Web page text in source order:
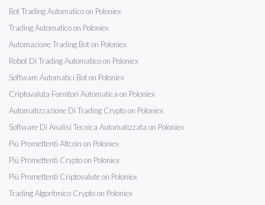
Bot Trading Automatico on Poloniex
Trading Automatico on Poloniex
Automazione Trading Bot on Poloniex
Robot Di Trading Automatico on Poloniex
Software Automatici Bot on Poloniex
Criptovaluta Fornitori Automatica on Poloniex
Automatizzazione Di Trading Crypto on Poloniex
Software Di Analisi Tecnica Automatizzata on Poloniex
Più Promettenti Altcoin on Poloniex
Più Promettenti Crypto on Poloniex
Più Promettenti Criptovalute on Poloniex
Trading Algoritmico Crypto on Poloniex